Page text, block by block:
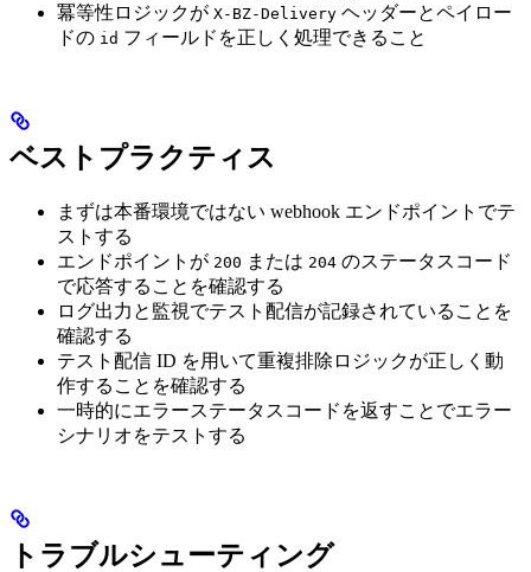
冪等性ロジックが X-BZ-Delivery ヘッダーとペイロー
ドの id フィールドを正しく処理できること
ベストプラクティス
まずは本番環境ではない webhook エンドポイントでテ
ストする
エンドポイントが 200 または 204 のステータスコード
で応答することを確認する
ログ出力と監視でテスト配信が記録されていることを
確認する
テスト配信 ID を用いて重複排除ロジックが正しく動
作することを確認する
一時的にエラーステータスコードを返すことでエラー
シナリオをテストする
トラブルシューティング